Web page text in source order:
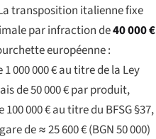
transposition italienne fixe
par infraction de40 000 €
européenne :
000 000 € au titre de la Ley
de 50 000 € par produit,
000 € au titre du BFSG §37,
de ≈ 25 600 € (BGN 50 000)